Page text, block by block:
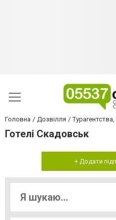
Головна Дозвілля Турагентства,
Готелі Скадовськ
+ Додати